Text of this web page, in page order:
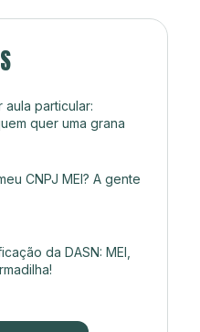
aula particular:
quer uma grana
CNPJ MEI? A gente
da DASN: MEI,